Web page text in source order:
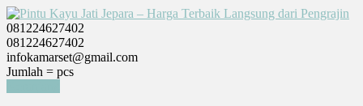
081224627402
081224627402
infokamarset@gmail.com
Jumlah = pcs